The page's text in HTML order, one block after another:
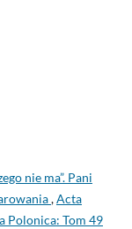
nie ma”. Pani
,Acta
Polonica: Tom 49